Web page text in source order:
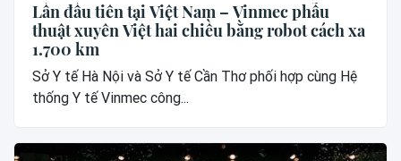
Lần đầu tiên tại Việt Nam – Vinmec phẫu
thuật xuyên Việt hai chiều bằng robot cách xa
1.700 km
Sở Y tế Hà Nội và Sở Y tế Cần Thơ phối hợp cùng Hệ
thống Y tế Vinmec công...